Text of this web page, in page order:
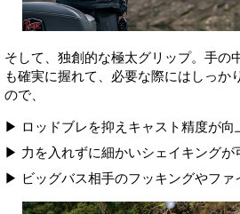
そして、独創的な極太グリップ。手の
も確実に握れて、必要な際にはしっか
ので、
▶ ロッドブレを抑えキャスト精度が向
▶ 力を入れずに細かいシェイキングが
▶ ビッグバス相手のフッキングやファ